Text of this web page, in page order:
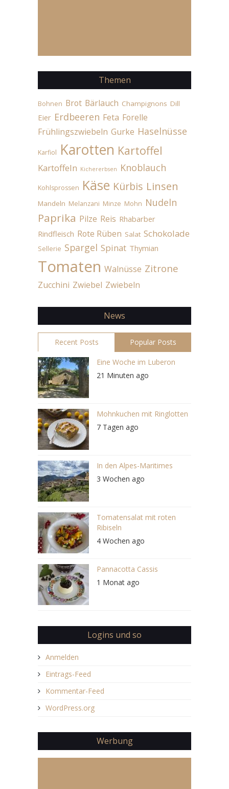
Themen
Bohnen Brot Bärlauch Champignons Dill
Eier Erdbeeren Feta Forelle
Frühlingszwiebeln Gurke Haselnüsse
Karfiol Karotten Kartoffel
Kartoffeln Kichererbsen Knoblauch
Kohlsprossen Käse Kürbis Linsen
Mandeln Melanzani Minze Mohn Nudeln
Paprika Pilze Reis Rhabarber
Rindfleisch Rote Rüben Salat Schokolade
Sellerie Spargel Spinat Thymian
Tomaten Walnüsse Zitrone
Zucchini Zwiebel Zwiebeln
News
Recent Posts Popular Posts
Eine Woche im Luberon
21 Minuten ago
Mohnkuchen mit Ringlotten
7 Tagen ago
In den Alpes-Maritimes
3 Wochen ago
Tomatensalat mit roten
Ribiseln
4 Wochen ago
Pannacotta Cassis
1 Monat ago
Logins und so
Anmelden
Eintrags-Feed
Kommentar-Feed
WordPress.org
Werbung